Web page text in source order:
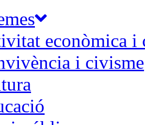
econòmica i
i civisme